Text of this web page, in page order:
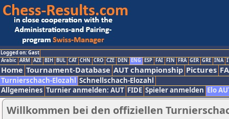
Logged on: Gast
Arabic ARM AZE BIH BUL CAT CHN CRO CZE DEN ENG ESP FAI FIN FRA GER GRE INA
Home Tournament-Database AUT championship Pictures
Turnierschach-Elozahl Schnellschach-Elozahl
Allgemeines Turnier anmelden: AUT FIDE Spieler anmelden Elo
Willkommen bei den offiziellen